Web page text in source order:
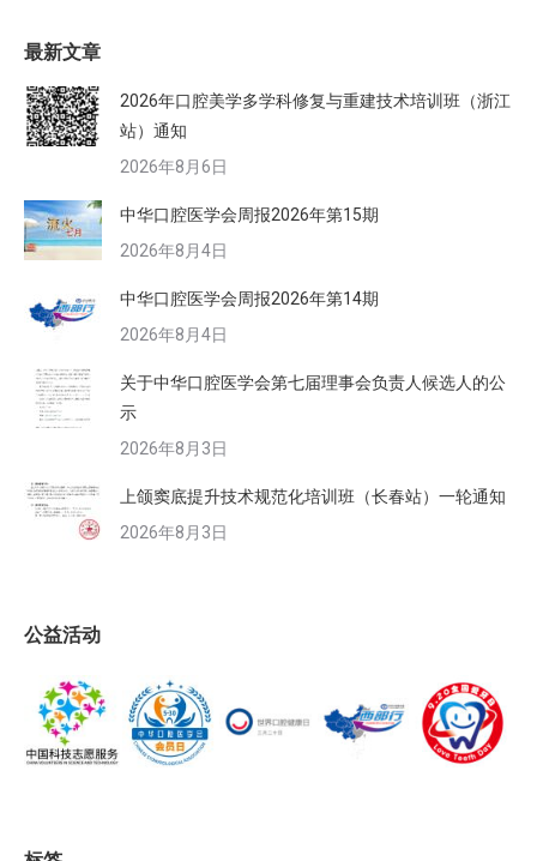
最新文章
2026年口腔美学多学科修复与重建技术培训班（浙江
站）通知
2026年8月6日
中华口腔医学会周报2026年第15期
2026年8月4日
中华口腔医学会周报2026年第14期
2026年8月4日
关于中华口腔医学会第七届理事会负责人候选人的公
示
2026年8月3日
上颌窦底提升技术规范化培训班（长春站）一轮通知
2026年8月3日
公益活动